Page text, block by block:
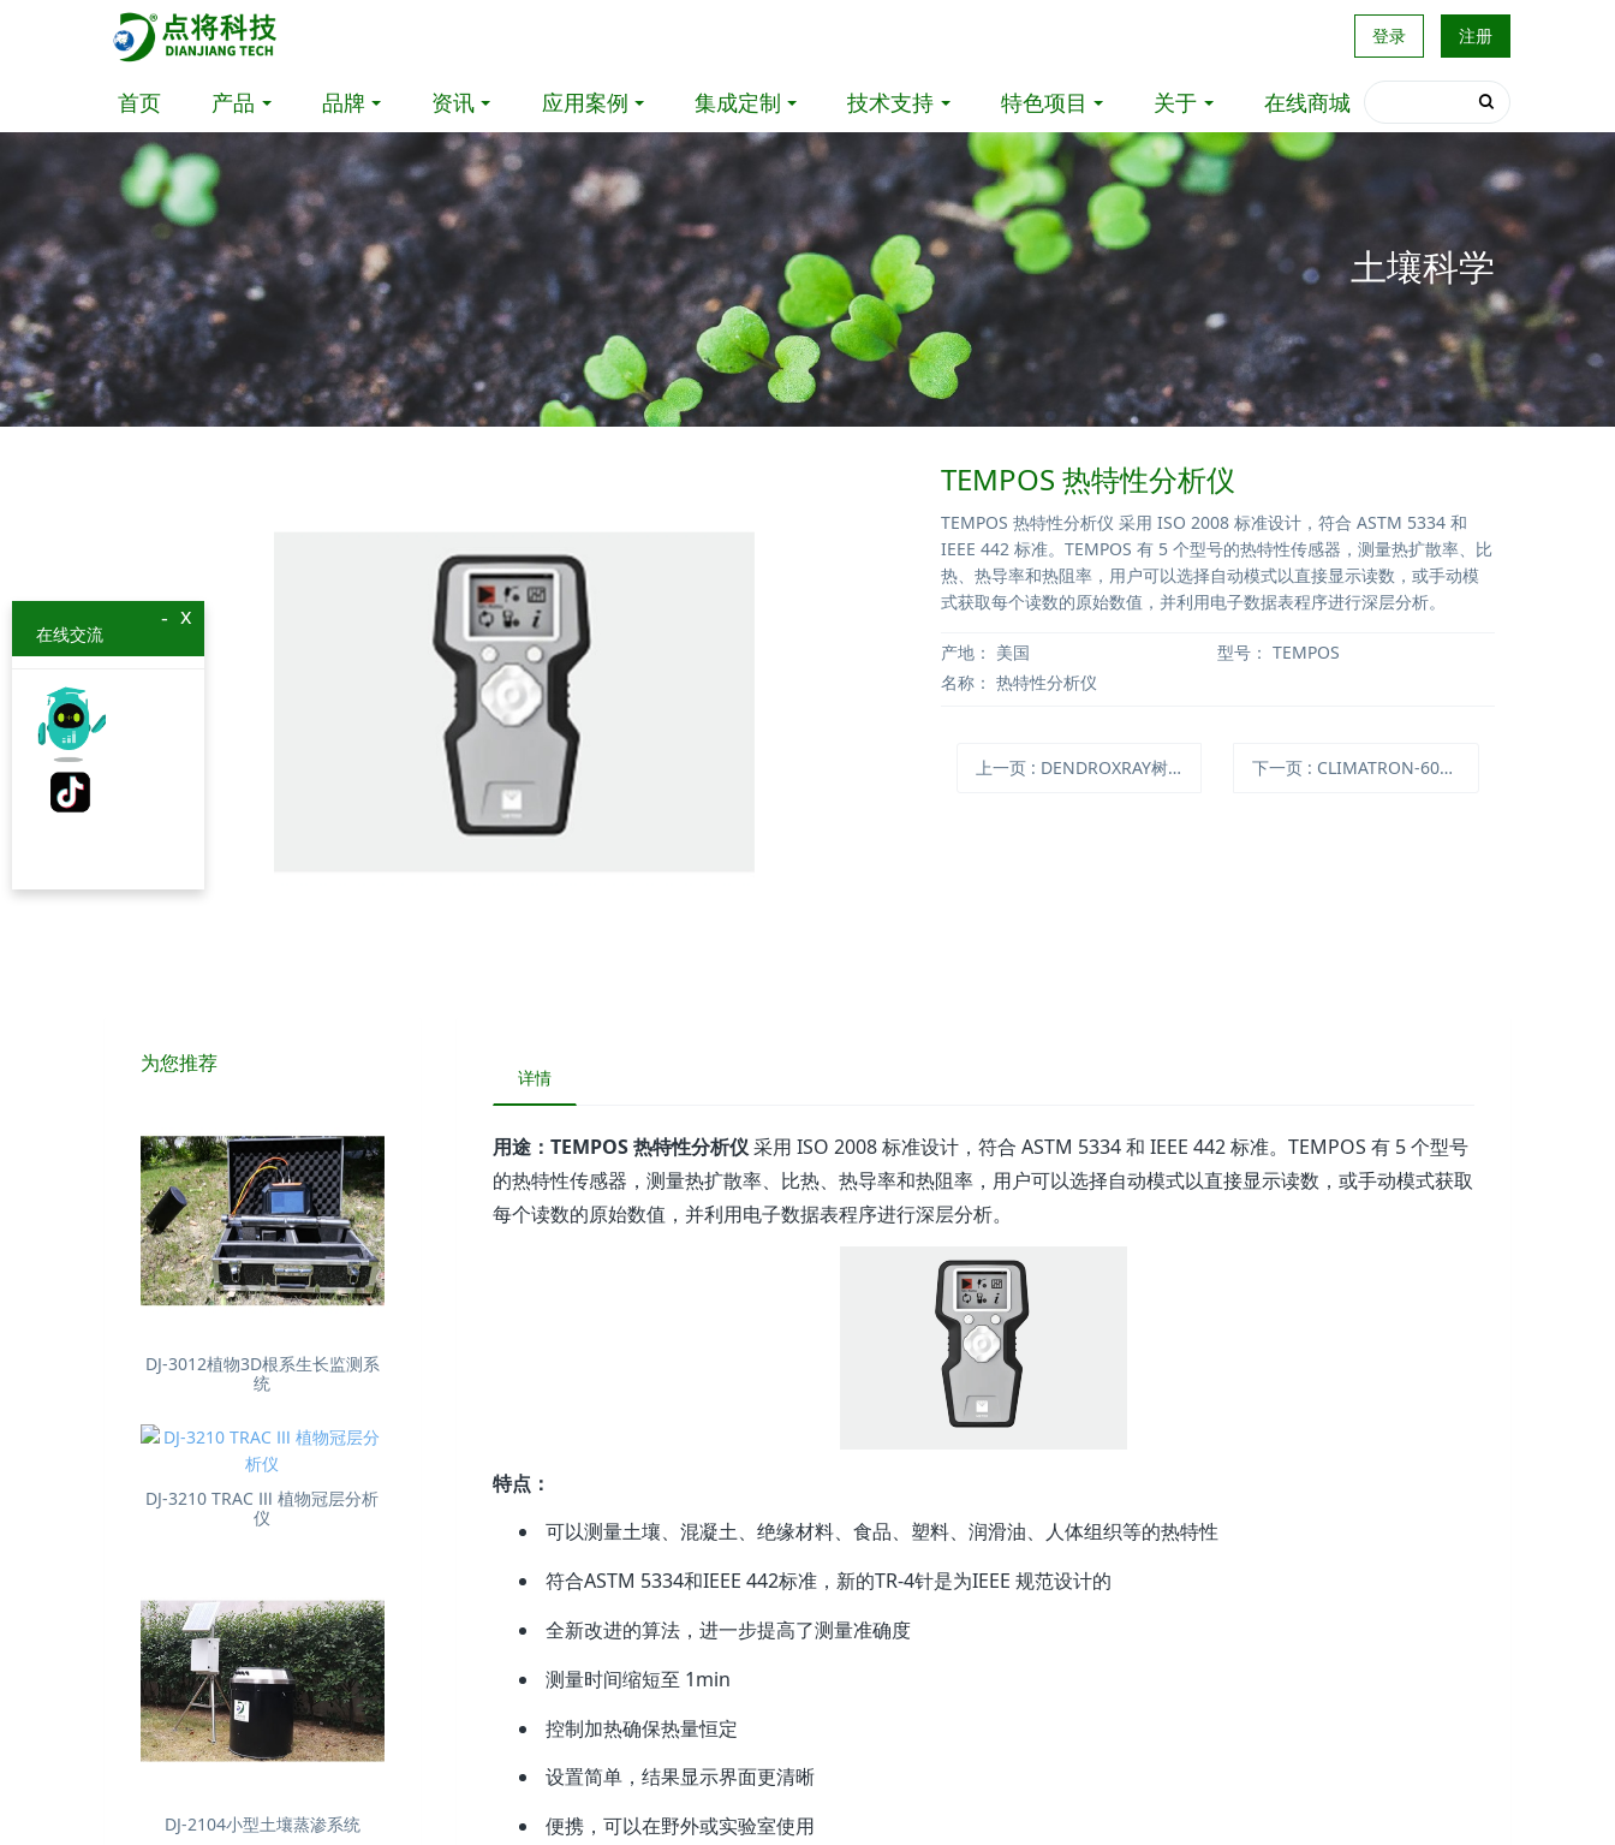
登录 注册
首页 产品 品牌 资讯 应用案例 集成定制 技术支持 特色项目 关于 在线商城
土壤科学
TEMPOS 热特性分析仪
TEMPOS 热特性分析仪 采用 ISO 2008 标准设计，符合 ASTM 5334 和
IEEE 442 标准。TEMPOS 有 5 个型号的热特性传感器，测量热扩散率、比
热、热导率和热阻率，用户可以选择自动模式以直接显示读数，或手动模
式获取每个读数的原始数值，并利用电子数据表程序进行深层分析。
产地： 美国 型号： TEMPOS
名称： 热特性分析仪
上一页 : DENDROXRAY树木年轮密度前处理系统 下一页 : CLIMATRON-6000大型植物生长箱
详情
用途：TEMPOS 热特性分析仪采用 ISO 2008 标准设计，符合 ASTM 5334 和 IEEE 442 标准。TEMPOS 有 5 个型号
的热特性传感器，测量热扩散率、比热、热导率和热阻率，用户可以选择自动模式以直接显示读数，或手动模式获取
每个读数的原始数值，并利用电子数据表程序进行深层分析。
特点：
可以测量土壤、混凝土、绝缘材料、食品、塑料、润滑油、人体组织等的热特性
符合ASTM 5334和IEEE 442标准，新的TR-4针是为IEEE 规范设计的
全新改进的算法，进一步提高了测量准确度
测量时间缩短至 1min
控制加热确保热量恒定
设置简单，结果显示界面更清晰
便携，可以在野外或实验室使用
为您推荐
DJ-3012植物3D根系生长监测系
统
DJ-3210 TRAC Ⅲ 植物冠层分析
仪
DJ-2104小型土壤蒸渗系统
x
-
在线交流